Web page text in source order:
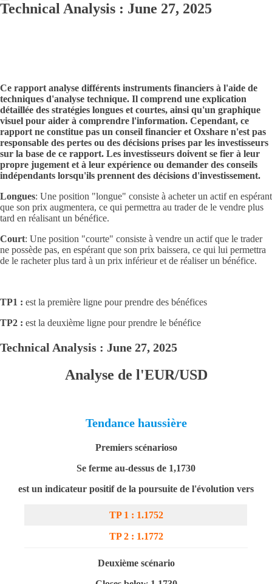
Technical Analysis : June 27, 2025
Ce rapport analyse différents instruments financiers à l'aide de
techniques d'analyse technique. Il comprend une explication
détaillée des stratégies longues et courtes, ainsi qu'un graphique
visuel pour aider à comprendre l'information. Cependant, ce
rapport ne constitue pas un conseil financier et Oxshare n'est pas
responsable des pertes ou des décisions prises par les investisseurs
sur la base de ce rapport. Les investisseurs doivent se fier à leur
propre jugement et à leur expérience ou demander des conseils
indépendants lorsqu'ils prennent des décisions d'investissement.
Longues: Une position "longue" consiste à acheter un actif en espérant
que son prix augmentera, ce qui permettra au trader de le vendre plus
tard en réalisant un bénéfice.
Court: Une position "courte" consiste à vendre un actif que le trader
ne possède pas, en espérant que son prix baissera, ce qui lui permettra
de le racheter plus tard à un prix inférieur et de réaliser un bénéfice.
TP1 : est la première ligne pour prendre des bénéfices
TP2 : est la deuxième ligne pour prendre le bénéfice
Technical Analysis : June 27, 2025
Analyse de l'EUR/USD
Tendance haussière
Premiers scénarioso
Se ferme au-dessus de 1,1730
est un indicateur positif de la poursuite de l'évolution vers
TP 1 : 1.1752
TP 2 : 1.1772
Deuxième scénario